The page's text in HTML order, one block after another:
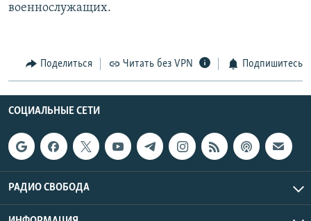
Все сайты РСЕ/РС
военнослужащих.
Поделиться Читать без VPN Подпишитесь
СОЦИАЛЬНЫЕ СЕТИ
РАДИО СВОБОДА